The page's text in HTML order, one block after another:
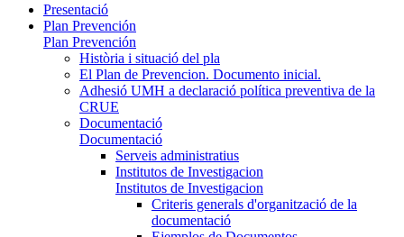
Presentació
Plan Prevención
Plan Prevención
Història i situació del pla
El Plan de Prevencion. Documento inicial.
Adhesió UMH a declaració política preventiva de la
CRUE
Documentació
Documentació
Serveis administratius
Institutos de Investigacion
Institutos de Investigacion
Criteris generals d'organització de la
documentació